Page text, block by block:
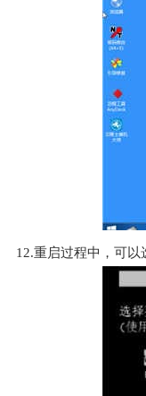
12.重启过程中，可